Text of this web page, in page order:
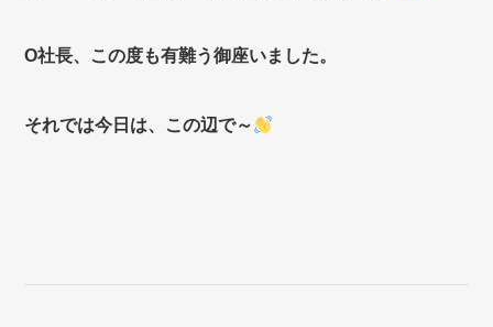
O社長、この度も有難う御座いました。
それでは今日は、この辺で～